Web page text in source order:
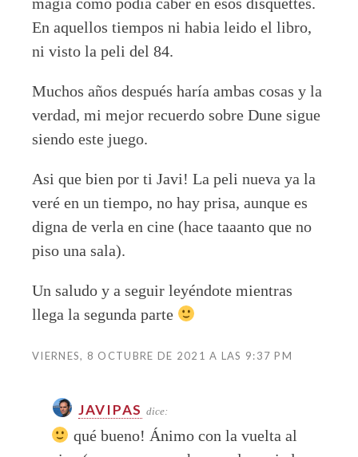
En aquellos tiempos ni habia leido el libro,
ni visto la peli del 84.
Muchos años después haría ambas cosas y la
verdad, mi mejor recuerdo sobre Dune sigue
siendo este juego.
Asi que bien por ti Javi! La peli nueva ya la
veré en un tiempo, no hay prisa, aunque es
digna de verla en cine (hace taaanto que no
piso una sala).
Un saludo y a seguir leyéndote mientras
llega la segunda parte
VIERNES, 8 OCTUBRE DE 2021 A LAS 9:37 PM
JAVIPAS dice:
qué bueno! Ánimo con la vuelta al